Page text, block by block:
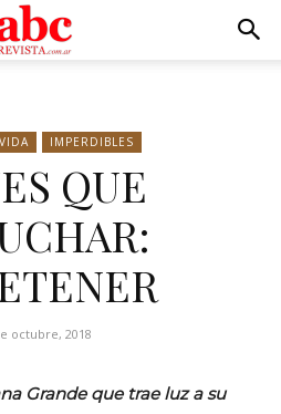
IMPERDIBLES
QUE
octubre, 2018
Grande que trae luz a su